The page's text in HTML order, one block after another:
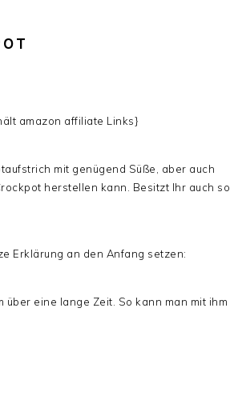
amazon affiliate Links}
mit genügend Süße, aber auch
herstellen kann. Besitzt Ihr auch so
Erklärung an den Anfang setzen:
eine lange Zeit. So kann man mit ihm